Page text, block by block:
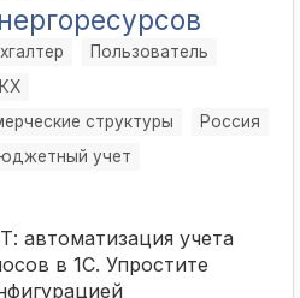
Пользователь
структуры
Россия
учет
автоматизация учета
в 1С. Упростите